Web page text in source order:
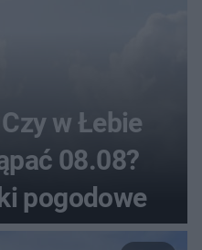
w Łebie
08.08?
pogodowe